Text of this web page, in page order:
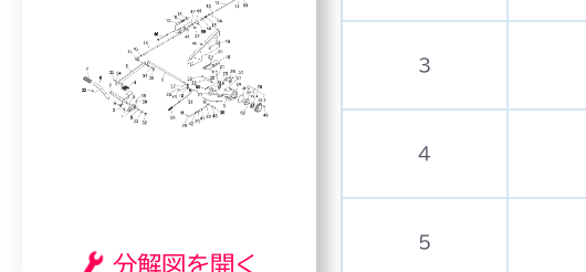
分解図を開く
3
4
5